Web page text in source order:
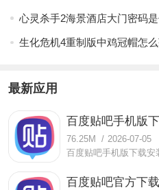
心灵杀手2海景酒店大门密码
生化危机4重制版中鸡冠帽怎
最新应用
百度贴吧手机版
76.25M / 2026-07-05
百度贴吧官方下